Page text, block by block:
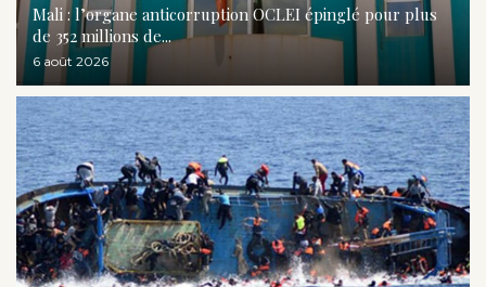
Mali : l’organe anticorruption OCLEI épinglé pour plus
de 352 millions de...
6 août 2026